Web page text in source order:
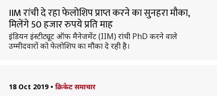
IIM रांची दे रहा फेलोशिप प्राप्त करने का सुनहरा मौका,
मिलेंगे 50 हजार रुपये प्रति माह
इंडियन इंस्टीट्यूट ऑफ मैनेजमेंट (IIM) रांची PhD करने वाले
उम्मीदवारों को फेलोशिप का मौका दे रही है।
18 Oct 2019 • क्रिकेट समाचार